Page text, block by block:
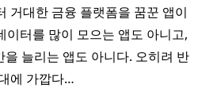
거대한 금융 플랫폼을 꿈꾼 앱이
이터를 많이 모으는 앱도 아니고,
을 늘리는 앱도 아니다. 오히려 반
에 가깝다…